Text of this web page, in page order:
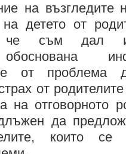
на
детето от
че съм дал
обоснована
от проблема
от
на отговорното
да
които се